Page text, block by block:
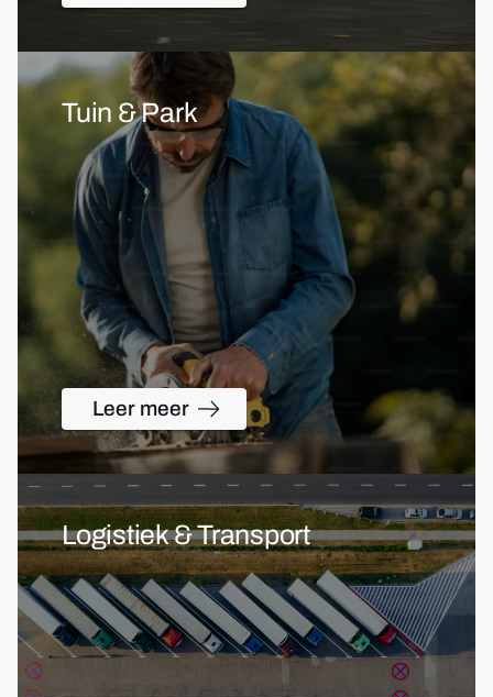
Tuin & Park
Leer meer
Logistiek & Transport